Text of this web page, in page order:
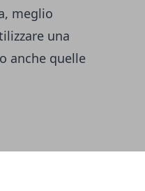
meglio
una
anche quelle
quanto mai
al